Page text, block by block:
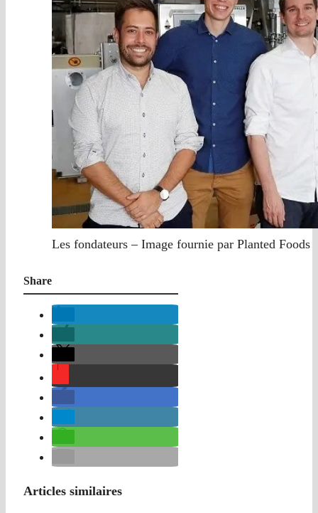
Les fondateurs – Image fournie par Planted Foods
Share
Articles similaires